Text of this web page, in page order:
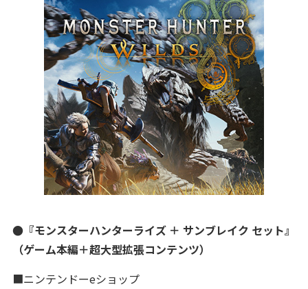
●『モンスターハンターライズ ＋ サンブレイク セット』
（ゲーム本編＋超大型拡張コンテンツ）
■ニンテンドーeショップ